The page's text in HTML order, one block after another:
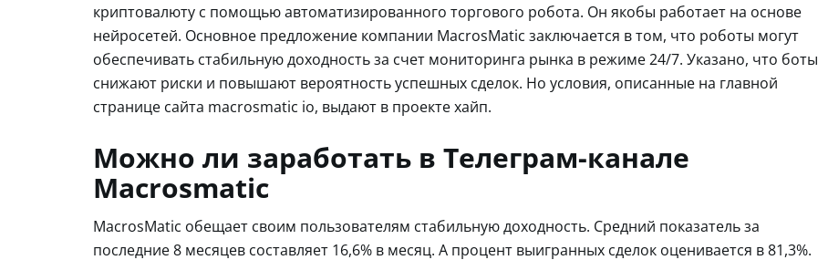
криптовалюту с помощью автоматизированного торгового робота. Он якобы работает на основе
нейросетей. Основное предложение компании MacrosMatic заключается в том, что роботы могут
обеспечивать стабильную доходность за счет мониторинга рынка в режиме 24/7. Указано, что боты
снижают риски и повышают вероятность успешных сделок. Но условия, описанные на главной
странице сайта macrosmatic io, выдают в проекте хайп.
Можно ли заработать в Телеграм-канале
Macrosmatic
MacrosMatic обещает своим пользователям стабильную доходность. Средний показатель за
последние 8 месяцев составляет 16,6% в месяц. А процент выигранных сделок оценивается в 81,3%.